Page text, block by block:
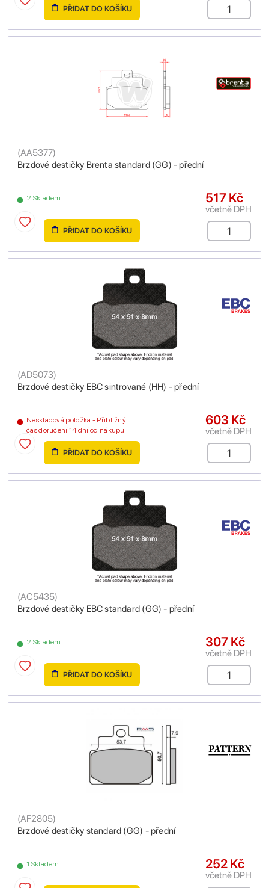
PŘIDAT DO KOŠÍKU
Brzdové destičky Brenta standard (GG) - přední
(AA5377)
2 Skladem 517 Kč
včetně DPH
PŘIDAT DO KOŠÍKU
Brzdové destičky EBC sintrované (HH) - přední
(AD5073)
Neskladová položka - Přibližný
čas doručení 14 dní od nákupu
603 Kč
včetně DPH
PŘIDAT DO KOŠÍKU
Brzdové destičky EBC standard (GG) - přední
(AC5435)
2 Skladem 307 Kč
včetně DPH
PŘIDAT DO KOŠÍKU
Brzdové destičky standard (GG) - přední
(AF2805)
1 Skladem 252 Kč
včetně DPH